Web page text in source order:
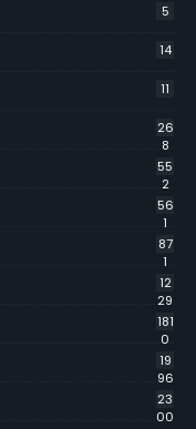
5
14
11
26
8
55
2
56
1
87
1
12
29
181
0
19
96
23
00